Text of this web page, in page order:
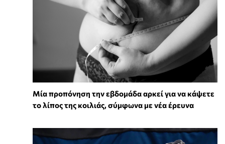
Μία προπόνηση την εβδομάδα αρκεί για να κάψετε
το λίπος της κοιλιάς, σύμφωνα με νέα έρευνα